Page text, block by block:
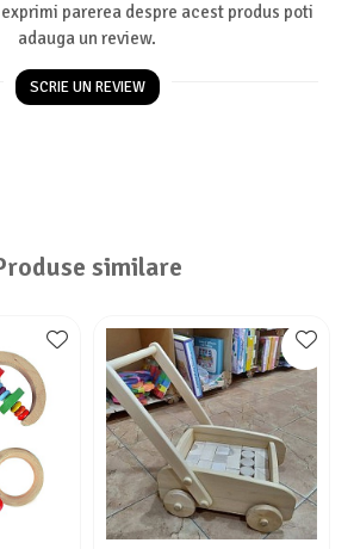
parerea despre acest produs poti
adauga un review.
SCRIE UN REVIEW
similare